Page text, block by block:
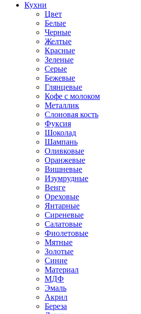
Кухни
Цвет
Белые
Черные
Желтые
Красные
Зеленые
Серые
Бежевые
Глянцевые
Кофе с молоком
Металлик
Слоновая кость
Фуксия
Шоколад
Шампань
Оливковые
Оранжевые
Вишневые
Изумрудные
Венге
Ореховые
Янтарные
Сиреневые
Салатовые
Фиолетовые
Мятные
Золотые
Синие
Материал
МДФ
Эмаль
Акрил
Береза